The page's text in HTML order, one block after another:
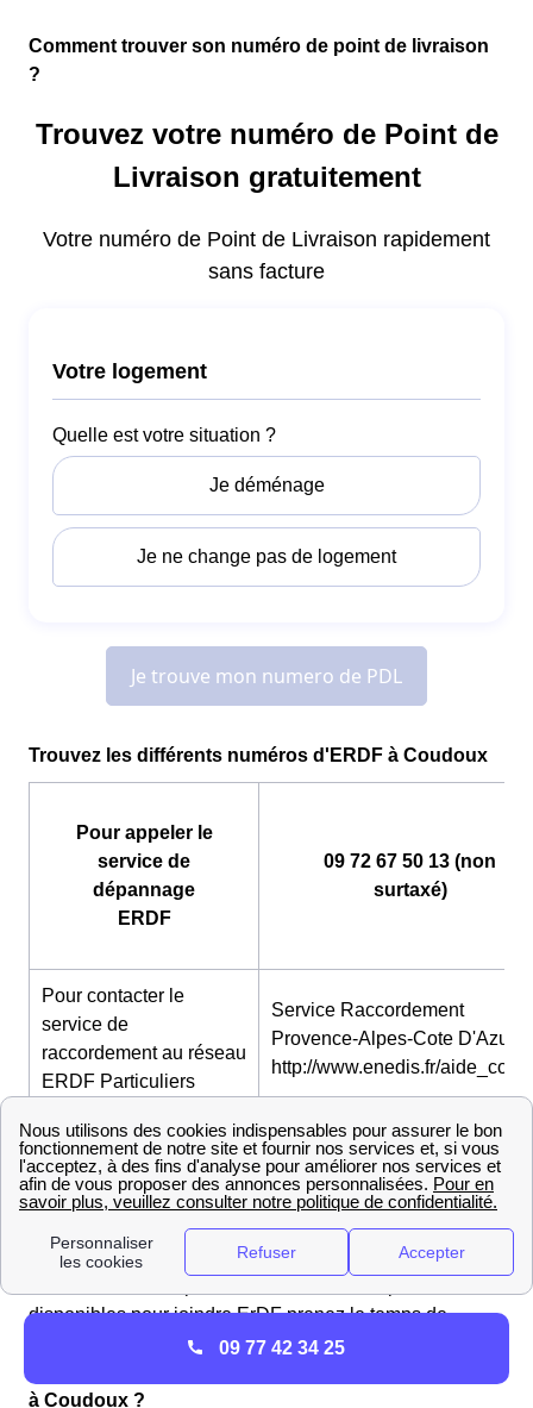
Comment trouver son numéro de point de livraison
?
Trouvez les différents numéros d'ERDF à Coudoux
Pour appeler le
service de
dépannage
ERDF
09 72 67 50 13 (non
surtaxé)
Pour contacter le
service de
raccordement au réseau
ERDF Particuliers
Service Raccordement
Provence-Alpes-Cote D'Azur :
http://www.enedis.fr/
Pour contacter le
service de
raccordement au réseau
Service Raccordement
Provence-Alpes-Cote D'Azur :
http://www.enedis.fr/
disponibles pour joindre ErDF prenez le temps de
regarder notre article sur lecontact d'ErDF
à Coudoux ?
09 77 42 34 25